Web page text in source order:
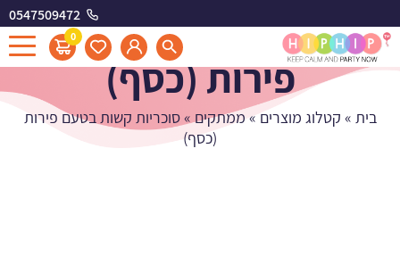
0547509472
0
סוכריות קשות בטעם
פירות (כסף)
בית » קטלוג מוצרים » ממתקים»סוכריות קשות בטעם פירות
(כסף)